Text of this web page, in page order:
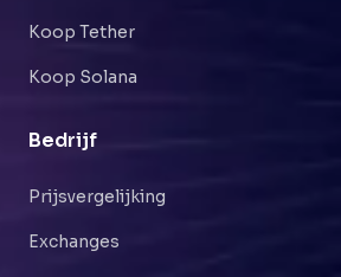
Koop Tether
Koop Solana
Bedrijf
Prijsvergelijking
Exchanges